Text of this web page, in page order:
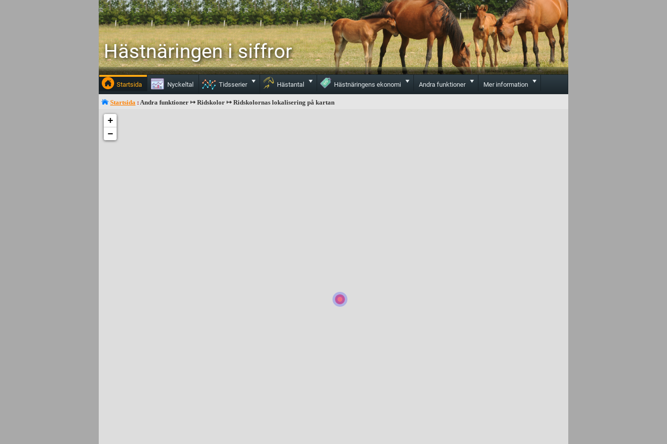
Hästnäringen i siffror
Startsida Nyckeltal Tidsserier Hästantal Hästnäringens ekonomi Andra funktioner Mer information
Startsida : Andra funktioner ↦ Ridskolor ↦ Ridskolornas lokalisering på kartan
+
−